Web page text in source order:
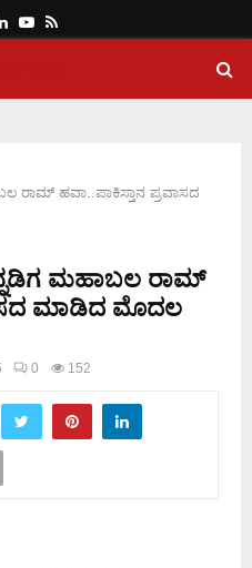
LinkedinYoutube
Rss
ರಾಮ್ ಹವಾ..ಪಾಕಿಸ್ತಾನ ಪ್ರವಾಸದ
ಮಹಾಬಲ ರಾಮ್
ಮಾಡಿದ ಮೊದಲ
0 152